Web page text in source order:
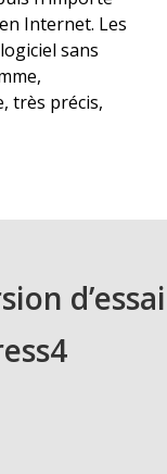
Internet. Les
sans
très précis,
d’essai